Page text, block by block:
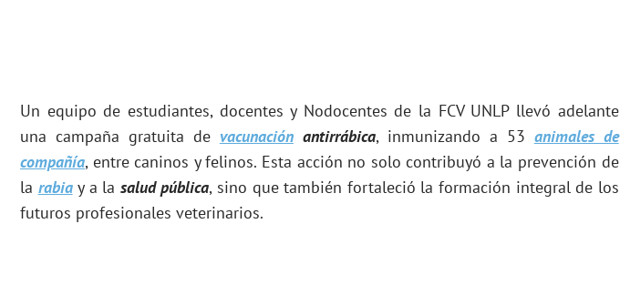
Un equipo de estudiantes, docentes y Nodocentes de la FCV UNLP llevó adelante
una campaña gratuita de vacunaciónantirrábica, inmunizando a 53 animales de
compañía, entre caninos y felinos. Esta acción no solo contribuyó a la prevención de
la rabiay a la salud pública, sino que también fortaleció la formación integral de los
futuros profesionales veterinarios.